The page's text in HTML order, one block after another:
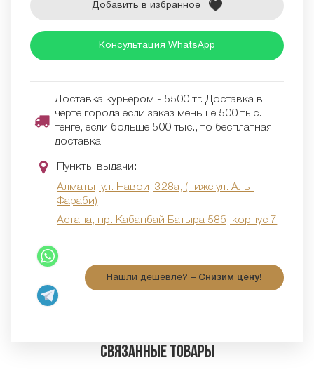
Добавить в избранное
Консультация WhatsApp
Доставка курьером - 5500 тг. Доставка в
черте города если заказ меньше 500 тыс.
тенге, если больше 500 тыс., то бесплатная
доставка
Пункты выдачи:
Алматы, ул. Навои, 328а, (ниже ул. Аль-
Фараби)
Астана, пр. Кабанбай Батыра 58б, корпус 7
Нашли дешевле? – Снизим цену!
Связанные товары